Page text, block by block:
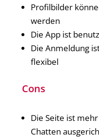
Profilbilder
werden
Die App ist
Die Anmeldung
flexibel
Cons
Die Seite ist
Chatten